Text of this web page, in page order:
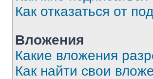
Как отказаться от
Вложения
Какие вложения
Как найти свои